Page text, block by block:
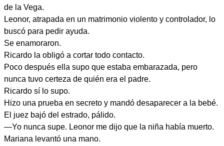
de la Vega.
Leonor, atrapada en un matrimonio violento y controlador, lo
buscó para pedir ayuda.
Se enamoraron.
Ricardo la obligó a cortar todo contacto.
Poco después ella supo que estaba embarazada, pero
nunca tuvo certeza de quién era el padre.
Ricardo sí lo supo.
Hizo una prueba en secreto y mandó desaparecer a la bebé.
El juez bajó del estrado, pálido.
—Yo nunca supe. Leonor me dijo que la niña había muerto.
Mariana levantó una mano.